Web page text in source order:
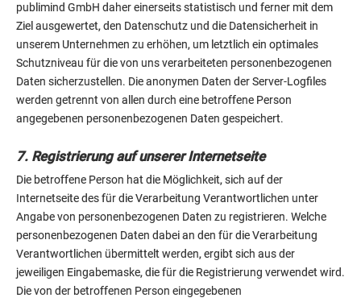
publimind GmbH daher einerseits statistisch und ferner mit dem
Ziel ausgewertet, den Datenschutz und die Datensicherheit in
unserem Unternehmen zu erhöhen, um letztlich ein optimales
Schutzniveau für die von uns verarbeiteten personenbezogenen
Daten sicherzustellen. Die anonymen Daten der Server-Logfiles
werden getrennt von allen durch eine betroffene Person
angegebenen personenbezogenen Daten gespeichert.
7. Registrierung auf unserer Internetseite
Die betroffene Person hat die Möglichkeit, sich auf der
Internetseite des für die Verarbeitung Verantwortlichen unter
Angabe von personenbezogenen Daten zu registrieren. Welche
personenbezogenen Daten dabei an den für die Verarbeitung
Verantwortlichen übermittelt werden, ergibt sich aus der
jeweiligen Eingabemaske, die für die Registrierung verwendet wird.
Die von der betroffenen Person eingegebenen